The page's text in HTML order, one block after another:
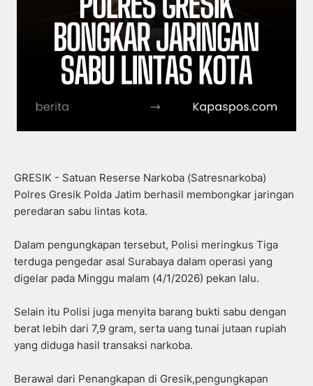
GRESIK - Satuan Reserse Narkoba (Satresnarkoba)
Polres Gresik Polda Jatim berhasil membongkar jaringan
peredaran sabu lintas kota.
Dalam pengungkapan tersebut, Polisi meringkus Tiga
terduga pengedar asal Surabaya dalam operasi yang
digelar pada Minggu malam (4/1/2026) pekan lalu.
Selain itu Polisi juga menyita barang bukti sabu dengan
berat lebih dari 7,9 gram, serta uang tunai jutaan rupiah
yang diduga hasil transaksi narkoba.
Berawal dari Penangkapan di Gresik,pengungkapan